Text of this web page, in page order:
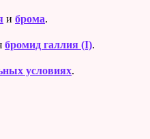
и брома.
бромид галлия (I).
условиях.